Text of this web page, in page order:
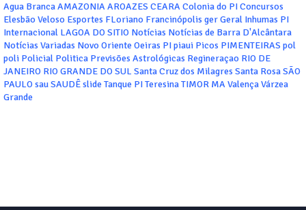
Agua BrancaAMAZONIAAROAZES CEARAColonia do PIConcursos
Elesbão Veloso Esportes FLoriano Francinópolis gerGeral Inhumas PI
Internacional LAGOA DO SITIO Notícias Notícias de Barra D'Alcântara
Notícias Variadas Novo Oriente Oeiras PIpiaui Picos PIMENTEIRAS pol
poli Policial Politica Previsões Astrológicas Regineraçao RIO DE
JANEIRO RIO GRANDE DO SUL Santa Cruz dos Milagres Santa RosaSÃO
PAULOsauSAUDÊslide Tanque PITeresinaTIMOR MAValençaVárzea
Grande